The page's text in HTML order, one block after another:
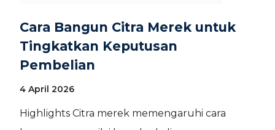
Cara Bangun Citra Merek untuk
Tingkatkan Keputusan
Pembelian
4 April 2026
Highlights Citra merek memengaruhi cara